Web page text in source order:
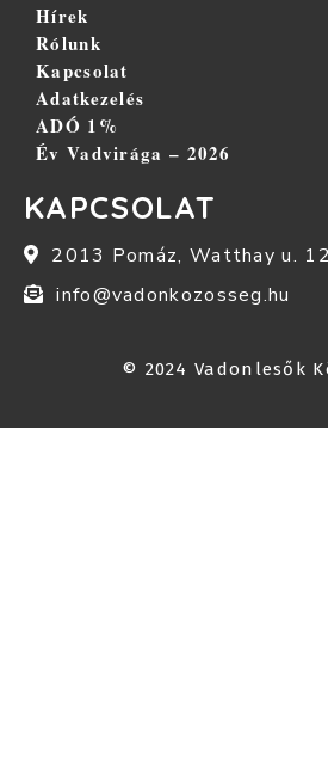
Hírek
Rólunk
Kapcsolat
Adatkezelés
ADÓ 1%
Év Vadvirága – 2026
KAPCSOLAT
2013 Pomáz, Watthay u.
info@vadonkozosseg.hu
© 2024 Vadonlesők